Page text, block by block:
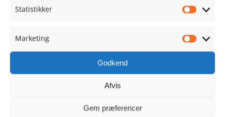
Statistikker
Marketing
Godkend
Afvis
Gem præferencer
RIBE HANDEL
Sct. Nicolaj Gade 1
Danmark